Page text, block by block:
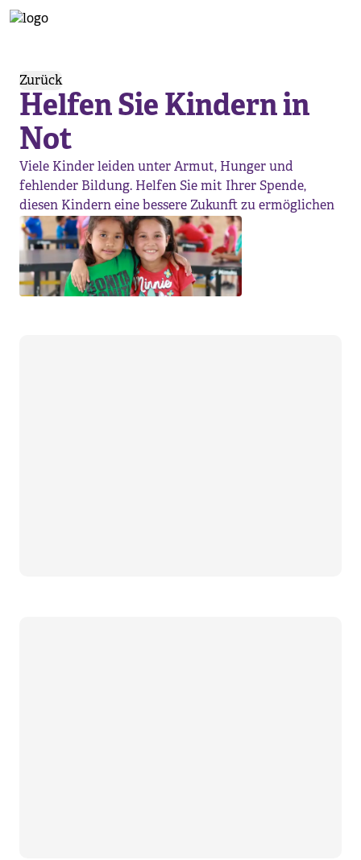
nph Kinderhilfe
Zurück
Helfen Sie Kindern in
Not
Viele Kinder leiden unter Armut, Hunger und
fehlender Bildung. Helfen Sie mit Ihrer Spende,
diesen Kindern eine bessere Zukunft zu ermöglichen